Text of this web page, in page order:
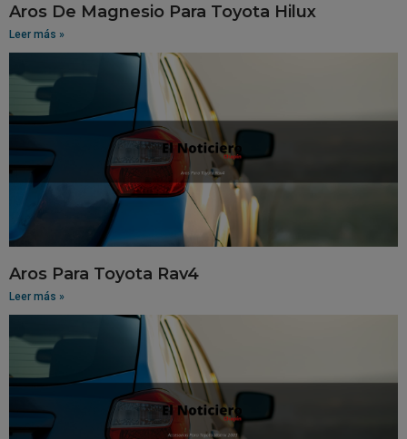
Aros De Magnesio Para Toyota Hilux
Leer más »
Aros Para Toyota Rav4
Leer más »